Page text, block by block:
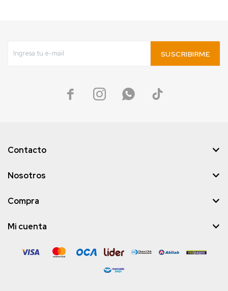
SUSCRIBIRME
   
Contacto
Nosotros
Compra
Mi cuenta